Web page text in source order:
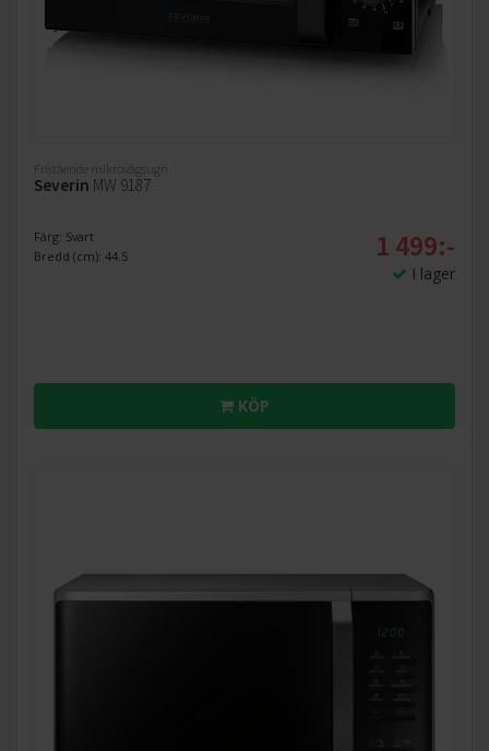
Fristående mikrovågsugn
Severin MW 9187
Färg: Svart
Bredd (cm): 44.5
1 499:-
I lager
KÖP